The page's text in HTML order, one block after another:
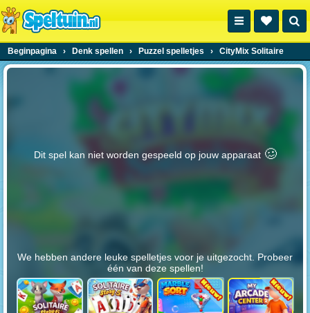
Beginpagina › Denk spellen › Puzzel spelletjes › CityMix Solitaire
Dit spel kan niet worden gespeeld op jouw apparaat 🥴️
We hebben andere leuke spelletjes voor je uitgezocht. Probeer
één van deze spellen!